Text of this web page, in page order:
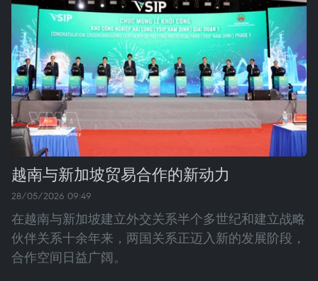
越南与新加坡贸易合作的新动力
28/05/2026 09:49
在越南与新加坡建立外交关系半个多世纪和建立战略
伙伴关系十余年来，两国关系正迈入新的发展阶段，
合作空间日益广阔。